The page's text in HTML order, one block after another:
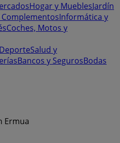
Hogar y MueblesJardín
ComplementosInformática y
Coches, Motos y
DeporteSalud y
Bancos y SegurosBodas
Ermua